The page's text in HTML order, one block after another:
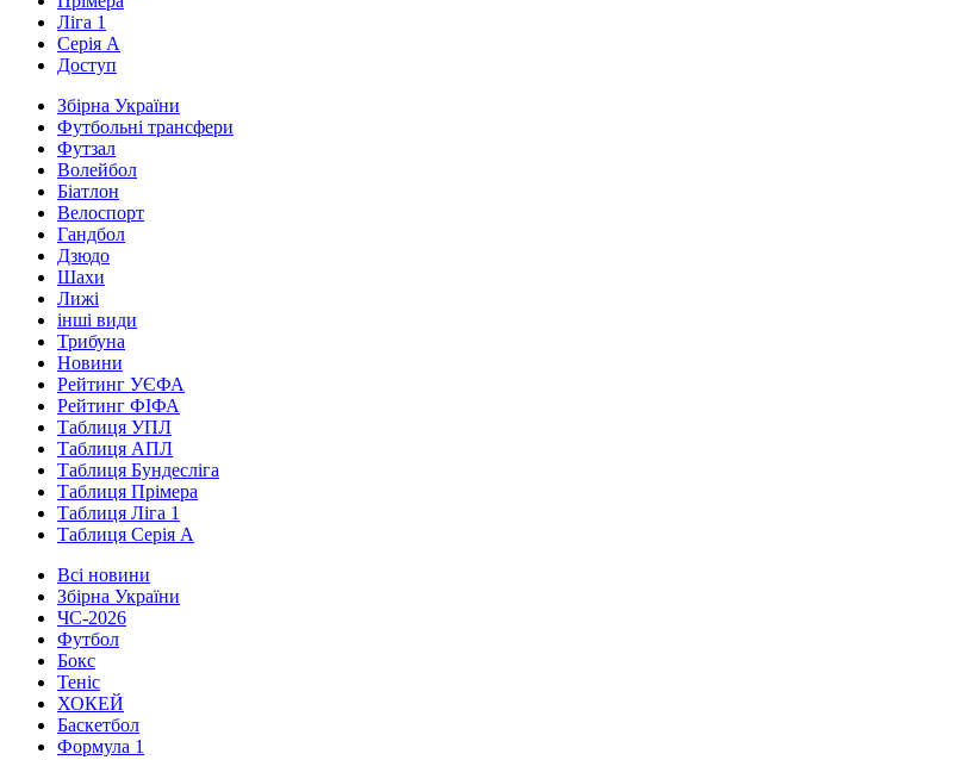
Ліга 1
Серія А
Доступ
Збірна України
Футбольні трансфери
Футзал
Волейбол
Біатлон
Велоспорт
Гандбол
Дзюдо
Шахи
Лижі
інші види
Трибуна
Новини
Рейтинг УЄФА
Рейтинг ФІФА
Таблиця УПЛ
Таблиця АПЛ
Таблиця Бундесліга
Таблиця Прімера
Таблиця Ліга 1
Таблиця Серія А
Всі новини
Збірна України
ЧС-2026
Футбол
Бокс
Теніс
ХОКЕЙ
Баскетбол
Формула 1